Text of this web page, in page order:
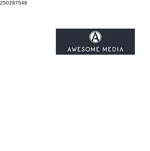
250287548